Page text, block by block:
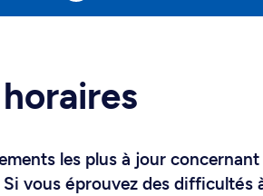
les plus à jour
Si vous éprouvez des difficultés